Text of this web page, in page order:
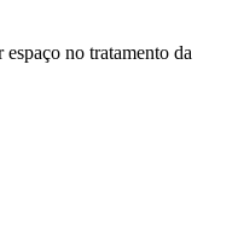
no tratamento da